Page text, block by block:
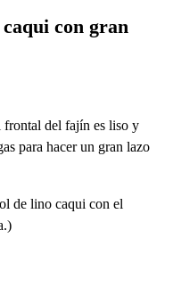
con gran
del fajín es liso y
para hacer un gran lazo
de lino caqui con el